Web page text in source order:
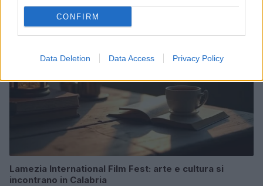
CONFIRM
Data Deletion Data Access Privacy Policy
NEWS E ATTUALITÀ
Lamezia International Film Fest: arte e cultura si
incontrano in Calabria